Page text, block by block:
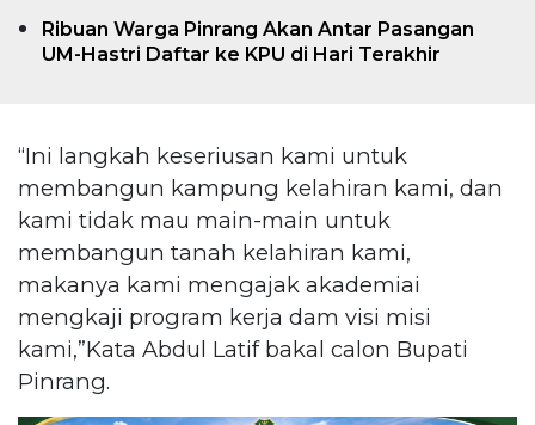
Ribuan Warga Pinrang Akan Antar Pasangan
UM-Hastri Daftar ke KPU di Hari Terakhir
“Ini langkah keseriusan kami untuk
membangun kampung kelahiran kami, dan
kami tidak mau main-main untuk
membangun tanah kelahiran kami,
makanya kami mengajak akademiai
mengkaji program kerja dam visi misi
kami,”Kata Abdul Latif bakal calon Bupati
Pinrang.